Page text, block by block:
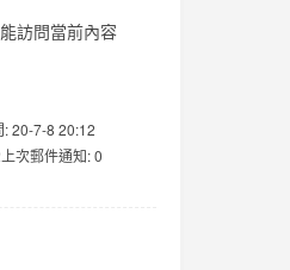
訪問當前內容
: 20-7-8 20:12
上次郵件通知: 0